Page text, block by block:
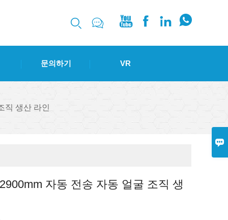

     
문의하기 VR
직 생산 라인
자동 전송 자동 얼굴 조직 생